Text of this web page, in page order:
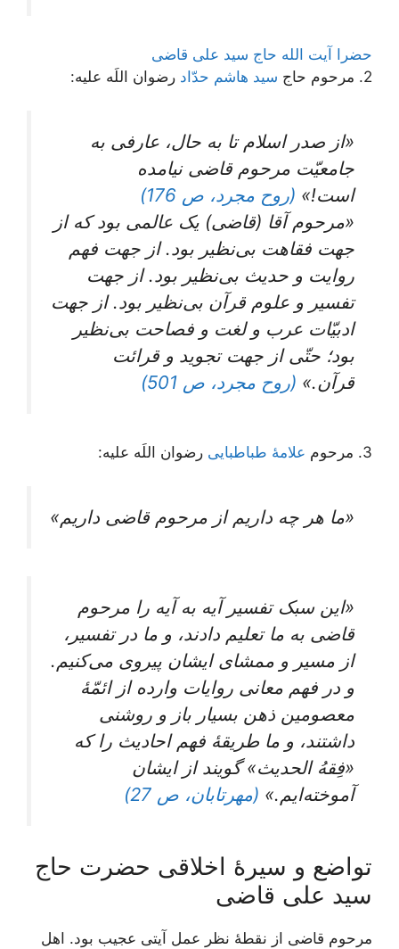
حضرا آیت الله حاج سید علی قاضی
2. مرحوم حاج
سید هاشم حدّاد رضوان اللَه علیه:
«از صدر اسلام تا به حال، عارفی به
جامعیّت مرحوم قاضی نیامده
است!» (روح مجرد، ص 176)
«مرحوم‌ آقا (قاضی) یک‌ عالمی‌ بود که‌ از
جهت‌ فقاهت‌ بی‌نظیر بود. از جهت‌ فهم‌
روایت‌ و حدیث‌ بی‌نظیر بود. از جهت‌
تفسیر و علوم‌ قرآن‌ بی‌نظیر بود. از جهت‌
ادبیّات‌ عرب‌ و لغت‌ و فصاحت‌ بی‌نظیر
بود؛ حتّی‌ از جهت‌ تجوید و قرائت‌
قرآن‌.» (روح مجرد، ص 501)
3. مرحوم علامۀ طباطبایی رضوان اللَه علیه:
«ما هر چه داریم از مرحوم قاضى داریم»
«این‌ سبک‌ تفسیر آیه‌ به‌ آیه‌ را مرحوم‌
قاضی‌ به ما تعلیم‌ دادند، و ما در تفسیر،
از مسیر و ممشای‌ ایشان‌ پیروی‌ می‌کنیم‌.
و در فهم‌ معانی‌ روایات‌ وارده‌ از ائمّۀ
معصومین‌ ذهن‌ بسیار باز و روشنی‌
داشتند، و ما طریقۀ فهم‌ احادیث‌ را که‌
«فِقهُ الحدیث‌» گویند از ایشان‌
آموخته‌ایم‌.» (مهرتابان، ص 27)
تواضع و سیرۀ اخلاقی حضرت حاج
سید علی قاضی
مرحوم‌ قاضی‌ از نقطۀ نظر عمل‌ آیتی‌ عجیب‌ بود. اهل‌